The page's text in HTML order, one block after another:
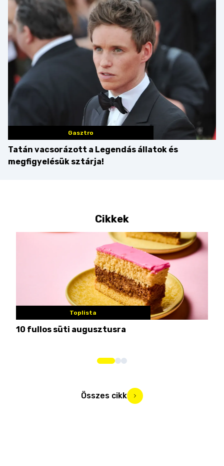
Balaton déli partját
Gasztro
Tatán vacsorázott a Legendás állatok és
megfigyelésük sztárja!
Cikkek
Toplista
10 fullos süti augusztusra
Összes cikk